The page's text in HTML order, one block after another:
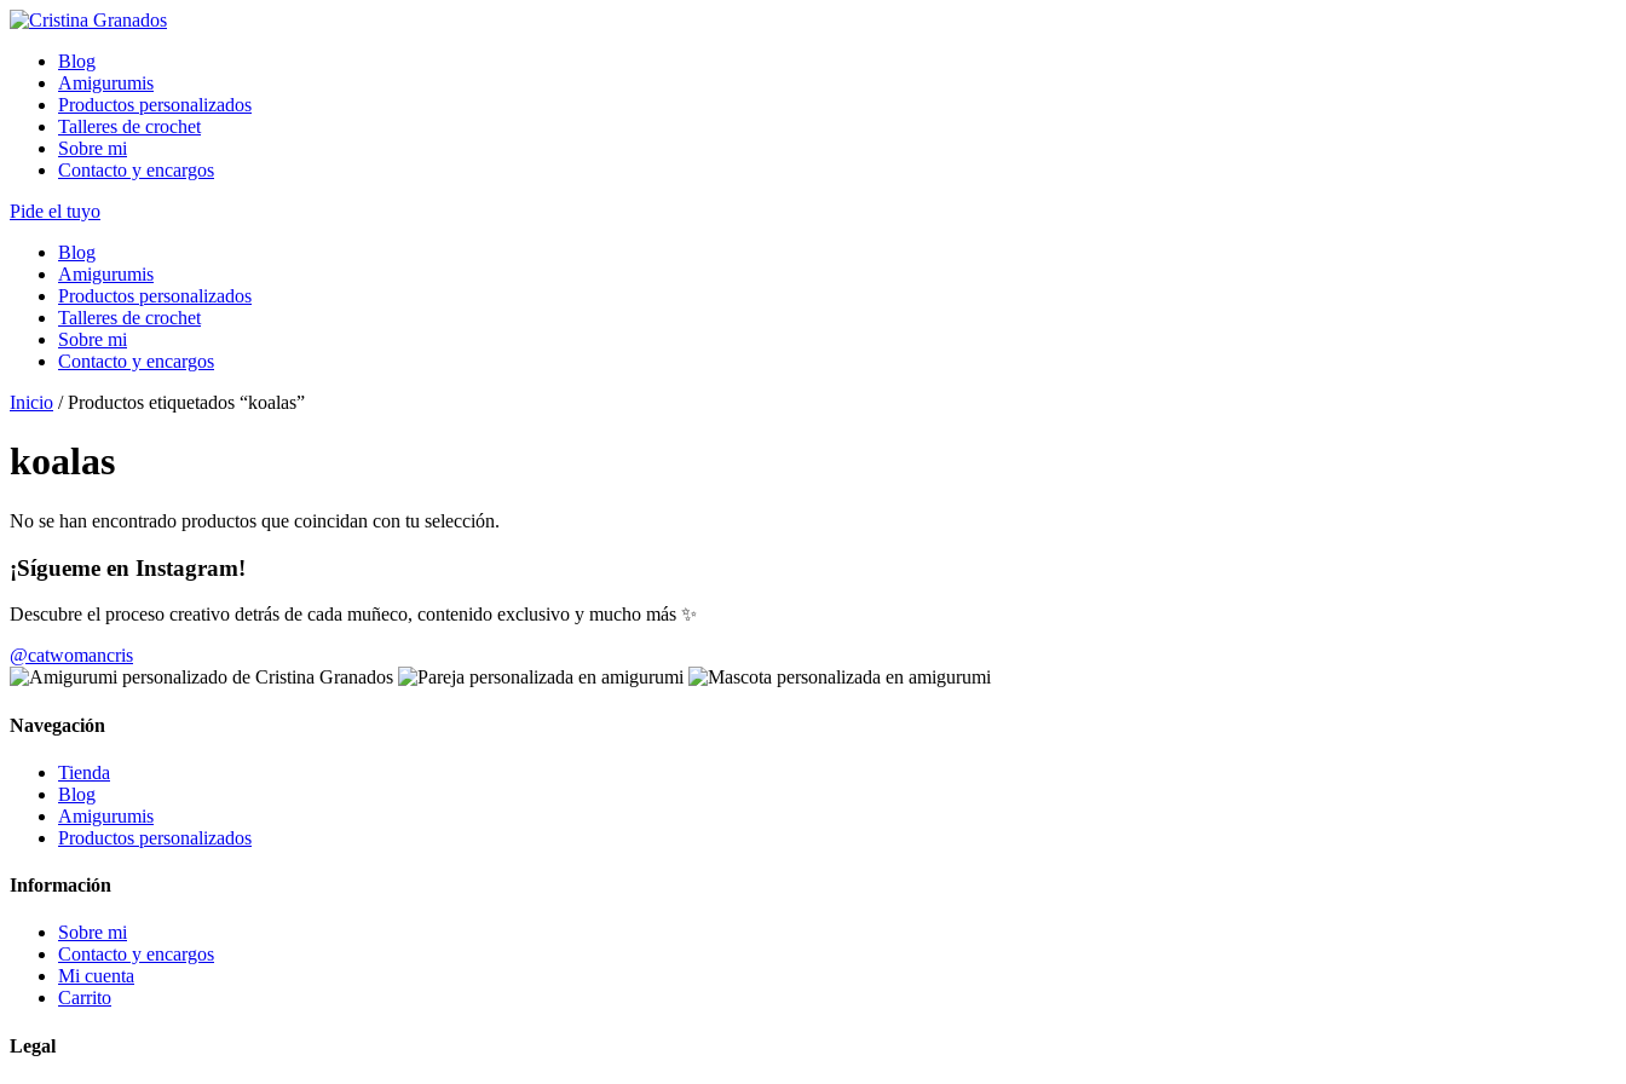
Skip
contentBlog
Amigurumis
Productos personalizados
Talleres de crochet
Sobre mi
Contacto y encargos
Pide el tuyo
Blog
Amigurumis
Productos personalizados
Talleres de crochet
Sobre mi
Contacto y encargos
Inicio / Productos etiquetados “koalas”
koalas
No se han encontrado productos que coincidan con tu selección.
¡Sígueme en Instagram!
Descubre el proceso creativo detrás de cada muñeco, contenido exclusivo y mucho más ✨
@catwomancris
Navegación
Tienda
Blog
Amigurumis
Productos personalizados
Información
Sobre mi
Contacto y encargos
Mi cuenta
Carrito
Legal